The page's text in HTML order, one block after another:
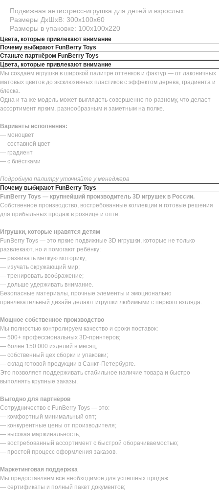
Подвижная антистресс-игрушка для детей и взрослых
Размеры ДхШхВ: 300х100х60
Размеры в упаковке: 100х100х220
Цвета, которые привлекают внимание
Почему выбирают FunBerry Toys
Станьте партнёром FunBerry Toys
Цвета, которые привлекают внимание
Мы создаём игрушки в широкой палитре оттенков и фактур — от лаконичных
матовых цветов до эксклюзивных пластиков с эффектом дерева, градиента и
блеска.
Одна и та же модель может выглядеть совершенно по-разному, что делает
ассортимент ярким, разнообразным и заметным на полке.
Варианты исполнения:
— моноцвет
— составной цвет
— градиент
— с блёстками
Подробную палитру уточняйте у менеджера
Почему выбирают FunBerry Toys
FunBerry Toys — крупнейший производитель 3D игрушек в России.
Собственное производство, востребованные коллекции и готовые решения
для прибыльных продаж в рознице и опте.
Игрушки, которые нравятся детям
FunBerry Toys — это яркие подвижные 3D игрушки, которые не только
развлекают, но и помогают ребёнку:
— развивать мелкую моторику;
— изучать окружающий мир;
— тренировать воображение;
— дольше удерживать внимание.
Безопасные материалы, прочные элементы и эмоционально
привлекательный дизайн делают игрушки любимыми с первого взгляда.
Мощное собственное производство
Мы полностью контролируем качество и сроки поставок:
— 500+ профессиональных 3D-принтеров;
— более 150 000 изделий в месяц;
— собственный цех сборки и упаковки;
— склад готовой продукции в Санкт-Петербурге.
Это позволяет поддерживать стабильное наличие товара и быстро
выполнять крупные заказы.
Выгодно для партнёров
Сотрудничество с FunBerry Toys — это:
— комфортный минимальный опт;
— конкурентные цены от производителя;
— высокая маржинальность;
— востребованный ассортимент с быстрой оборачиваемостью;
— простой процесс оформления заказов.
Маркетинговая поддержка
Мы предоставляем всё необходимое для успешных продаж:
— сертификаты и полный пакет документов;